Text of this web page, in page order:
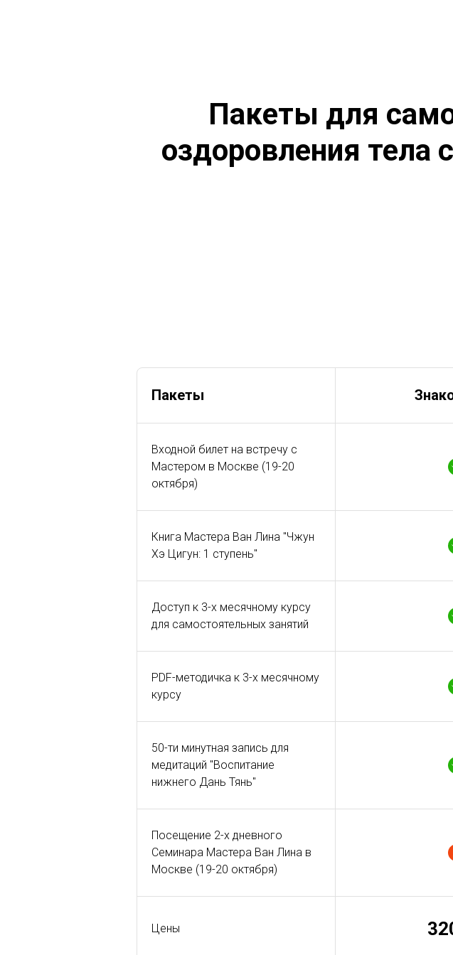
Пакеты для
оздоровления тела
Пакеты
Входной билет на встречу с
Мастером в Москве (19-20
октября)
Книга Мастера Ван Лина "Чжун
Хэ Цигун: 1 ступень"
Доступ к 3-х месячному курсу
для самостоятельных занятий
PDF-методичка к 3-х месячному
курсу
50-ти минутная запись для
медитаций "Воспитание
нижнего Дань Тянь"
Посещение 2-х дневного
Семинара Мастера Ван Лина в
Москве (19-20 октября)
Цены